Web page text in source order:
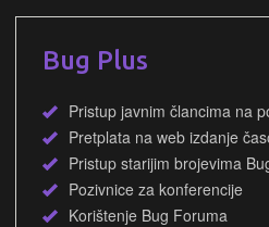
Bug Plus
Pristup javnim člancima na
Pretplata na web izdanje
Pristup starijim brojevima
Pozivnice za konferencije
Korištenje Bug Foruma